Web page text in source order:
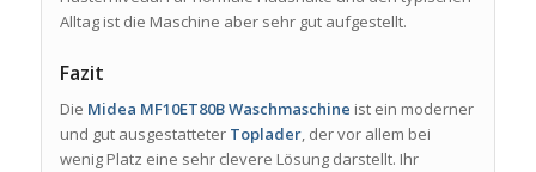
Alltag ist die Maschine aber sehr gut aufgestellt.
Fazit
Die Midea MF10ET80B Waschmaschine ist ein moderner
und gut ausgestatteter Toplader, der vor allem bei
wenig Platz eine sehr clevere Lösung darstellt. Ihr